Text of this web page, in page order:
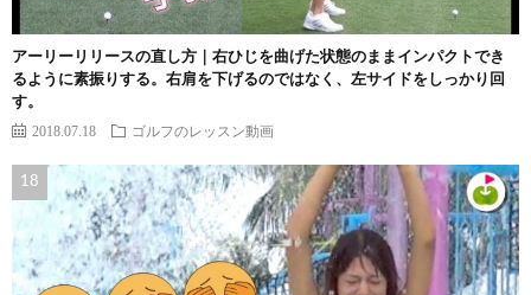
アーリーリリースの直し方｜右ひじを曲げた状態のままインパクトでき
るように素振りする。右肩を下げるのではなく、左サイドをしっかり回
す。
2018.07.18 ゴルフのレッスン動画